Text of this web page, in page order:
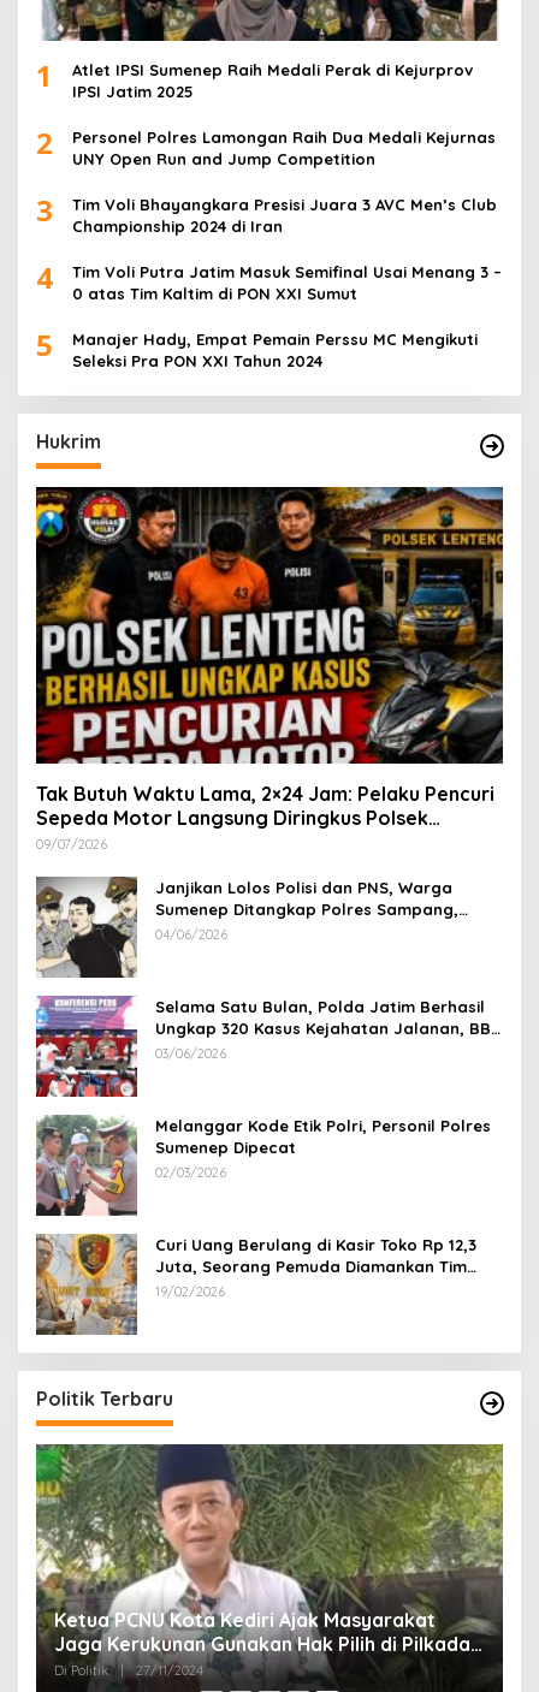
1
Atlet IPSI Sumenep Raih Medali Perak di Kejurprov
IPSI Jatim 2025
2
Personel Polres Lamongan Raih Dua Medali Kejurnas
UNY Open Run and Jump Competition
3
Tim Voli Bhayangkara Presisi Juara 3 AVC Men’s Club
Championship 2024 di Iran
4
Tim Voli Putra Jatim Masuk Semifinal Usai Menang 3 –
0 atas Tim Kaltim di PON XXI Sumut
5
Manajer Hady, Empat Pemain Perssu MC Mengikuti
Seleksi Pra PON XXI Tahun 2024
Hukrim
Tak Butuh Waktu Lama, 2×24 Jam: Pelaku Pencuri
Sepeda Motor Langsung Diringkus Polsek
Lenteng di Wilayah Manding
09/07/2026
Janjikan Lolos Polisi dan PNS, Warga
Sumenep Ditangkap Polres Sampang,
Korban Rugi Rp 600 juta
04/06/2026
Selama Satu Bulan, Polda Jatim Berhasil
Ungkap 320 Kasus Kejahatan Jalanan, BB
100 Sepeda Motor dan 12 Mobil Diamankan
03/06/2026
Melanggar Kode Etik Polri, Personil Polres
Sumenep Dipecat
02/03/2026
Curi Uang Berulang di Kasir Toko Rp 12,3
Juta, Seorang Pemuda Diamankan Tim
Reskrim Polsek Lenteng Sumenep
19/02/2026
Politik Terbaru
Ketua PCNU Kota Kediri Ajak Masyarakat
Jaga Kerukunan Gunakan Hak Pilih di Pilkada
2024
Di Politik | 27/11/2024